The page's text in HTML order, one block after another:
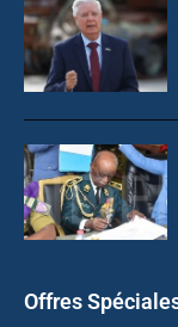
Offres